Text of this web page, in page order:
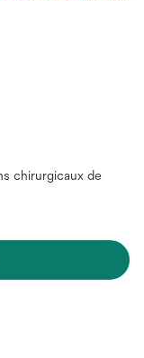
chirurgicaux de